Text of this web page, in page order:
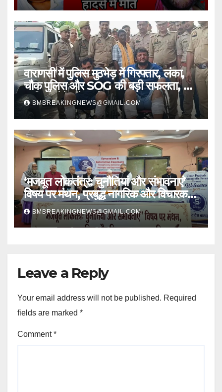
वाराणसी में पुलिस मुठभेड़ में गिरफ्तार, लंका,
चौक पुलिस और SOG की बड़ी सफलता, 2
शातिर लुटेरे चढ़े हत्थे
BMBREAKINGNEWS@GMAIL.COM
‘मजबूत लोकतंत्र: चुनौतियां और संभावनाएं’
विषय पर मंथन, प्रबुद्ध नागरिक और विचारक
हुए सम्मानित
BMBREAKINGNEWS@GMAIL.COM
Leave a Reply
Your email address will not be published. Required
fields are marked *
Comment*